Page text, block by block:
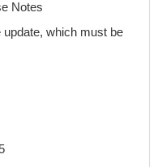
Notes
which must be